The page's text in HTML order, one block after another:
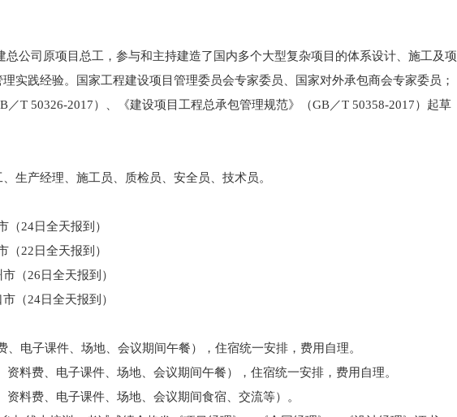
总公司原项目总工，参与和主持建造了国内多个大型复杂项目的体系设计、施工及项
实践经验。国家工程建设项目管理委员会专家委员、国家对外承包商会专家委员；
／T 50326-2017）、《建设项目工程总承包管理规范》（GB／T 50358-2017）起草
生产经理、施工员、质检员、安全员、技术员。
（24日全天报到）
（22日全天报到）
（26日全天报到）
（24日全天报到）
、电子课件、场地、会议期间午餐），住宿统一安排，费用自理。
资料费、电子课件、场地、会议期间午餐），住宿统一安排，费用自理。
资料费、电子课件、场地、会议期间食宿、交流等）。